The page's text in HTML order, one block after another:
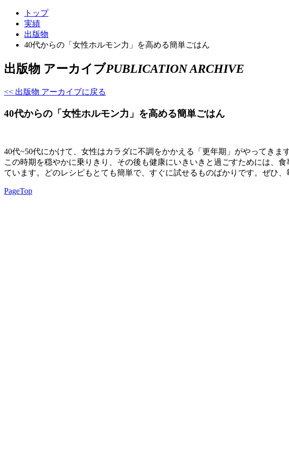
トップ
実績
出版物
40代からの「女性ホルモン力」を高める簡単ごはん
出版物 アーカイブPUBLICATION ARCHIVE
<< 出版物 アーカイブに戻る
40代からの「女性ホルモン力」を高める簡単ごはん
40代~50代にかけて、女性はカラダに不調をかかえる「更年期」がやってきま
この時期を穏やかに乗りきり、その後も健康にいきいきと過ごすためには、
ています。どのレシピもとても簡単で、すぐに試せるものばかりです。ぜひ、
PageTop